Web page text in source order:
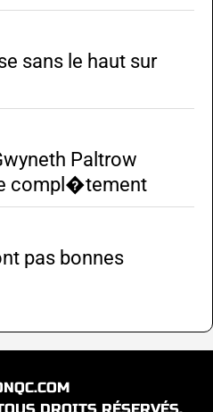
sans le haut sur
Paltrow
compl�tement
pas bonnes